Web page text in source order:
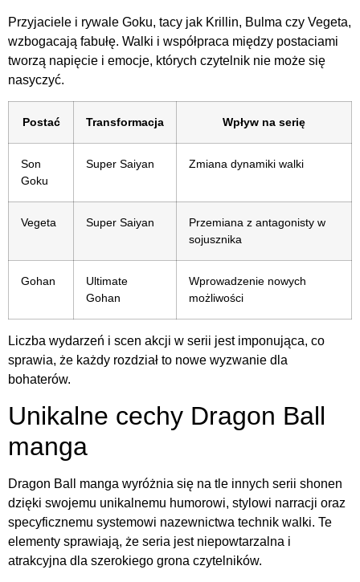
Przyjaciele i rywale Goku, tacy jak Krillin, Bulma czy Vegeta,
wzbogacają fabułę. Walki i współpraca między postaciami
tworzą napięcie i emocje, których czytelnik nie może się
nasyczyć.
Postać Transformacja Wpływ na serię
Son
Goku
Super Saiyan Zmiana dynamiki walki
Vegeta Super Saiyan
Przemiana z antagonisty w
sojusznika
Gohan
Ultimate
Gohan
Wprowadzenie nowych
możliwości
Liczba wydarzeń i scen akcji w serii jest imponująca, co
sprawia, że każdy rozdział to nowe wyzwanie dla
bohaterów.
Unikalne cechy Dragon Ball
manga
Dragon Ball manga wyróżnia się na tle innych serii shonen
dzięki swojemu unikalnemu humorowi, stylowi narracji oraz
specyficznemu systemowi nazewnictwa technik walki. Te
elementy sprawiają, że seria jest niepowtarzalna i
atrakcyjna dla szerokiego grona czytelników.